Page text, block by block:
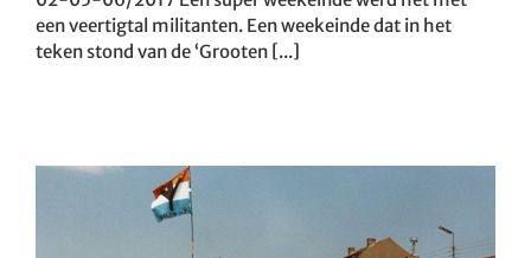
een veertigtal militanten. Een weekeinde dat in het
teken stond van de ‘Grooten [...]